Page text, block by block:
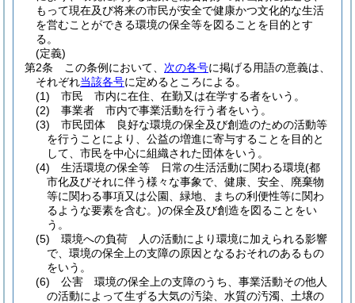
もって現在及び将来の市民が安全で健康かつ文化的な生活
を営むことができる環境の保全等を図ることを目的とす
る。
(定義)
第2条
この条例において、 次の各号に掲げる用語の意義は、
それぞれ当該各号に定めるところによる。
(1)
市民 市内に在住、在勤又は在学する者をいう。
(2)
事業者 市内で事業活動を行う者をいう。
(3)
市民団体 良好な環境の保全及び創造のための活動等
を行うことにより、公益の増進に寄与することを目的と
して、市民を中心に組織された団体をいう。
(4)
生活環境の保全等 日常の生活活動に関わる環境(都
市化及びそれに伴う様々な事象で、健康、安全、廃棄物
等に関わる事項又は公園、緑地、まちの利便性等に関わ
るような要素を含む。)の保全及び創造を図ることをい
う。
(5)
環境への負荷 人の活動により環境に加えられる影響
で、環境の保全上の支障の原因となるおそれのあるもの
をいう。
(6)
公害 環境の保全上の支障のうち、事業活動その他人
の活動によって生ずる大気の汚染、水質の汚濁、土壌の